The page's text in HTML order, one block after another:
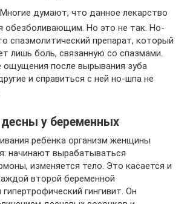
думают, что данное лекарство
обезболивающим. Но это не так. Но-
спазмолитический препарат, который
лишь боль, связанную со спазмами.
ощущения после вырывания зуба
и справиться с ней но-шпа не
десны у беременных
ребёнка организм женщины
начинают вырабатываться
изменяется тело. Это касается и
второй беременной
гингивит. Он